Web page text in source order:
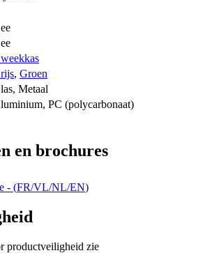
, Groen
, Metaal
, PC (polycarbonaat)
en brochures
- (FR/VL/NL/EN)
productveiligheid zie